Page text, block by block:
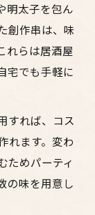
明太子を包ん
創作串は、味
れらは居酒屋
宅でも手軽に
すれば、コス
れます。変わ
ためパーティ
の味を用意し